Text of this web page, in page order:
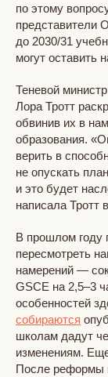
по этому
представители
до 2030/31
могут оставить
Теневой
Лора Тротт
обвинив их в
образования.
верить в
не опускать
и это будет
написала Тротт
В прошлом году
пересмотреть
намерений —
GSCE на 2,5–3
особенностей
собираются
школам дадут
изменениям.
После реформы